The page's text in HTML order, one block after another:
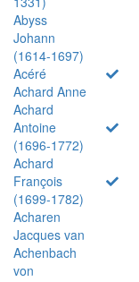
Abyss
Johann
(1614-1697)
Acéré
Achard Anne
Achard
Antoine
(1696-1772)
Achard
François
(1699-1782)
Acharen
Jacques van
Achenbach
von